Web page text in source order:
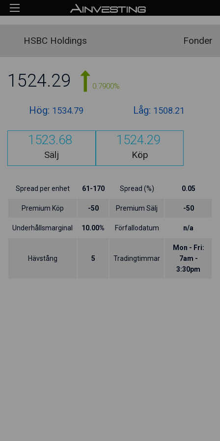
HSBC Holdings Fonder
1524.29 0.7900%
Hög: 1534.79 Låg: 1508.21
1523.68
Sälj
1524.29
Köp
Spread per enhet 61-170 Spread (%) 0.05
Premium Köp -50 Premium Sälj -50
Underhållsmarginal 10.00% Förfallodatum n/a
Hävstång 5 Tradingtimmar
Mon - Fri:
7am -
3:30pm